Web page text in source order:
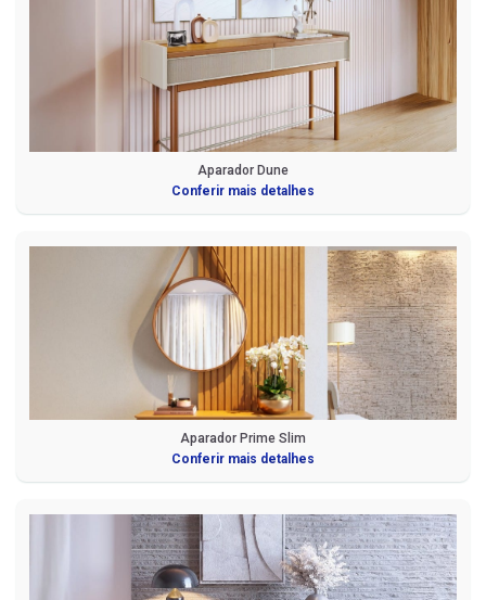
Aparador Dune
Conferir mais detalhes
Aparador Prime Slim
Conferir mais detalhes